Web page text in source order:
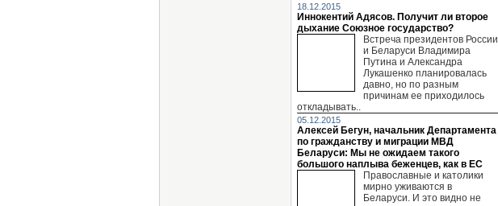
18.12.2015
Иннокентий Адясов. Получит ли второе
дыхание Союзное государство?
Встреча президентов России
и Беларуси Владимира
Путина и Александра
Лукашенко планировалась
давно, но по разным
причинам ее приходилось
откладывать..
05.12.2015
Алексей Бегун, начальник Департамента
по гражданству и миграции МВД
Беларуси: Мы не ожидаем такого
большого наплыва беженцев, как в ЕС
Православные и католики
мирно уживаются в
Беларуси. И это видно не